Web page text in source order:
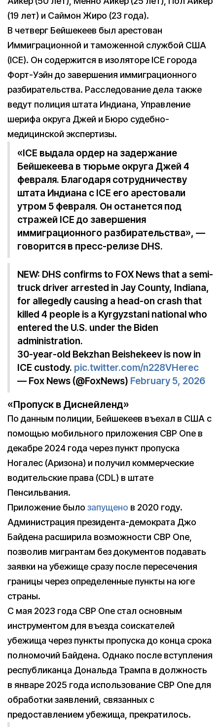
(19 лет) и Саймон Жиро (23 года).
В четверг Бейшекеев был арестован
Иммиграционной и таможенной службой США
(ICE). Он содержится в изоляторе ICE города
Форт-Уэйн до завершения иммиграционного
разбирательства. Расследование дела также
ведут полиция штата Индиана, Управление
шерифа округа Джей и Бюро судебно-
медицинской экспертизы.
«ICE выдала ордер на задержание
Бейшекеева в тюрьме округа Джей 4
февраля. Благодаря сотрудничеству
штата Индиана с ICE его арестовали
утром 5 февраля. Он останется под
стражей ICE до завершения
иммиграционного разбирательства», —
говорится в пресс-релизе DHS.
NEW: DHS confirms to FOX News that a semi-
truck driver arrested in Jay County, Indiana,
for allegedly causing a head-on crash that
killed 4 people is a Kyrgyzstani national who
entered the U.S. under the Biden
administration.
30-year-old Bekzhan Beishekeev is now in
ICE custody. pic.twitter.com/n228VHerec
— Fox News (@FoxNews) February 5, 2026
«Пропуск в Диснейленд»
По данным полиции, Бейшекеев въехал в США с
помощью мобильного приложения CBP One в
декабре 2024 года через пункт пропуска
Ногалес (Аризона) и получил коммерческие
водительские права (CDL) в штате
Пенсильвания.
Приложение было запущено в 2020 году.
Администрация президента-демократа Джо
Байдена расширила возможности CBP One,
позволив мигрантам без документов подавать
заявки на убежище сразу после пересечения
границы через определенные пункты на юге
страны.
С мая 2023 года CBP One стал основным
инструментом для въезда соискателей
убежища через пункты пропуска до конца срока
полномочий Байдена. Однако после вступления
республиканца Дональда Трампа в должность
в январе 2025 года использование CBP One для
обработки заявлений, связанных с
предоставлением убежища, прекратилось.